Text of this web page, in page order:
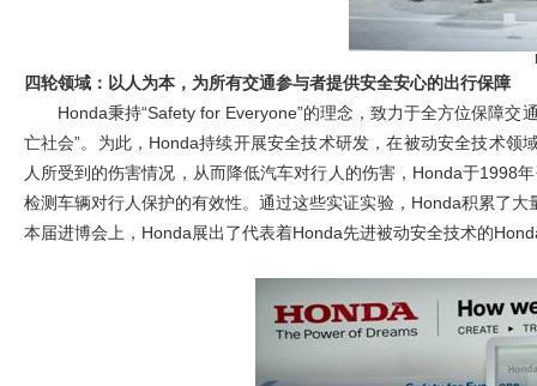
四轮领域：以人为本，为所有交通参与者提供安全安心的出行保障
Honda秉持“Safety for Everyone”的理念，致力于全方位保障交
亡社会”。为此，Honda持续开展安全技术研发，在被动安全技术
人所受到的伤害情况，从而降低汽车对行人的伤害，Honda于1998
检测车辆对行人保护的有效性。通过这些实证实验，Honda积累了
本届进博会上，Honda展出了代表着Honda先进被动安全技术的